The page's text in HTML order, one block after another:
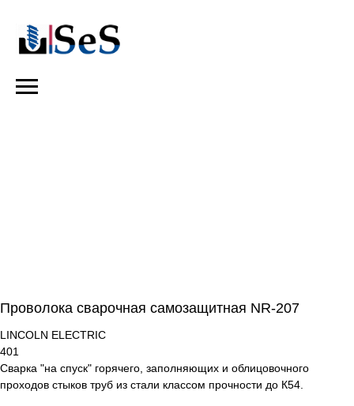
Проволока сварочная самозащитная NR-207
LINCOLN ELECTRIC
401
Сварка "на спуск" горячего, заполняющих и облицовочного
проходов стыков труб из стали классом прочности до К54.